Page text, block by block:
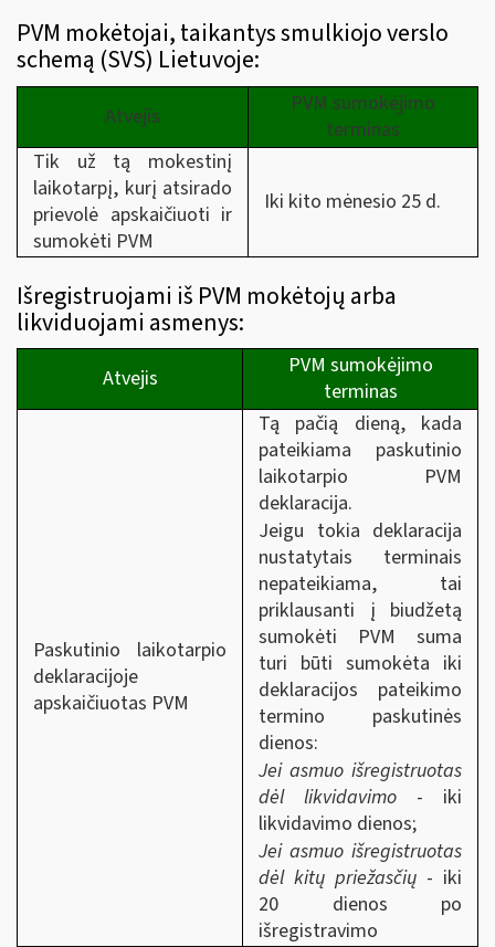
PVM mokėtojai, taikantys smulkiojo verslo
schemą (SVS) Lietuvoje:
Atvejis
PVM sumokėjimo
terminas
Tik už tą mokestinį
laikotarpį, kurį atsirado
prievolė apskaičiuoti ir
sumokėti PVM
Iki kito mėnesio 25 d.
Išregistruojami iš PVM mokėtojų arba
likviduojami asmenys:
Atvejis
PVM sumokėjimo
terminas
Paskutinio laikotarpio
deklaracijoje
apskaičiuotas PVM
Tą pačią dieną, kada
pateikiama paskutinio
laikotarpio PVM
deklaracija.
Jeigu tokia deklaracija
nustatytais terminais
nepateikiama, tai
priklausanti į biudžetą
sumokėti PVM suma
turi būti sumokėta iki
deklaracijos pateikimo
termino paskutinės
dienos:
Jei asmuo išregistruotas
dėl likvidavimo - iki
likvidavimo dienos;
Jei asmuo išregistruotas
dėl kitų priežasčių - iki
20 dienos po
išregistravimo